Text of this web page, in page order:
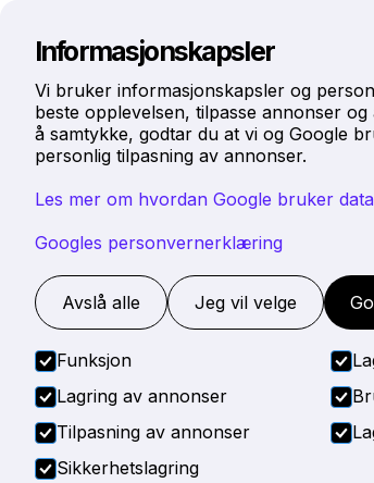
Informasjonskapsler
Vi bruker informasjonskapsler og
beste opplevelsen, tilpasse annonser
å samtykke, godtar du at vi og Google
personlig tilpasning av annonser.
Les mer om hvordan Google bruker
Googles personvernerklæring
Avslå alle Jeg vil velge
Funksjon
Lagring av annonser
Tilpasning av annonser
Sikkerhetslagring
Hjem